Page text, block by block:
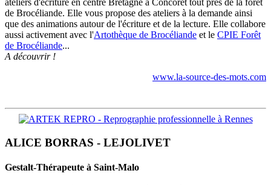
ateliers d'écriture en centre Bretagne à Concoret tout près de la forêt
de Brocéliande. Elle vous propose des ateliers à la demande ainsi
que des animations autour de l'écriture et de la lecture. Elle collabore
aussi activement avec l'Artothèque de Brocéliande et le CPIE Forêt
de Brocéliande...
A découvrir !
www.la-source-des-mots.com
ALICE BORRAS - LEJOLIVET
Gestalt-Thérapeute à Saint-Malo